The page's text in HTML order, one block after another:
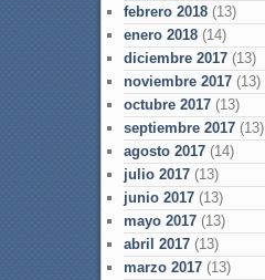
febrero 2018(13)
enero 2018(14)
diciembre 2017(13)
noviembre 2017(13)
octubre 2017(13)
septiembre 2017(13)
agosto 2017(14)
julio 2017(13)
junio 2017(13)
mayo 2017(13)
abril 2017(13)
marzo 2017(13)